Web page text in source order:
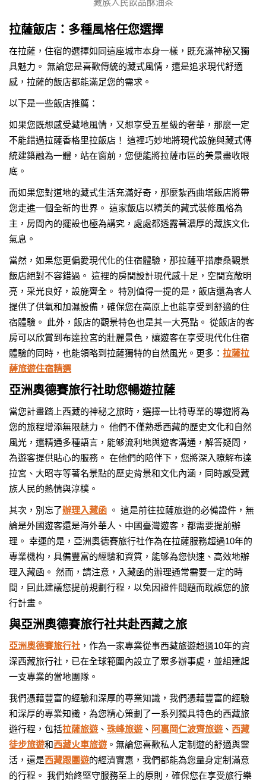
拉薩飯店：多種風格任您選擇
在拉薩，住宿的選擇如同這座城市本身一樣，既充滿神秘又獨
具魅力。 無論您是喜歡傳統的藏式風情，還是追求現代舒適
感，拉薩的飯店都能滿足您的需求。
以下是一些飯店推薦：
如果您既想感受藏地風情，又想享受五星級的奢華，那麼一定
不能錯過拉薩香格里拉飯店！ 這裡巧妙地將現代設施與藏式傳
統建築融為一體，站在窗前，您便能將拉薩市區的美景盡收眼
底。
而如果您對道地的藏式生活充滿好奇，那麼紮西曲塔飯店將帶
您走進一個全新的世界。 這家飯店以精美的藏式裝修風格為
主，房間內的擺設也極為講究，處處都透露著濃厚的藏族文化
氣息。
當然，如果您更偏愛現代化的住宿體驗，那拉薩平措康桑觀景
飯店絕對不容錯過。 這裡的房間設計現代感十足，空間寬敞明
亮，采光良好，設施齊全。 特別值得一提的是，飯店還為客人
提供了供氧和加濕設備，確保您在高原上也能享受到舒適的住
宿體驗。 此外，飯店的觀景特色也是其一大亮點。 從飯店的客
房可以欣賞到布達拉宮的壯麗景色，讓遊客在享受現代化住宿
體驗的同時，也能領略到拉薩獨特的自然風光。更多： 拉薩拉
薩旅遊住宿精選
亞洲奧德賽旅行社助您暢遊拉薩
當您計畫踏上西藏的神秘之旅時，選擇一比特專業的導遊將為
您的旅程增添無限魅力。 他們不僅熟悉西藏的歷史文化和自然
風光，還精通多種語言，能够流利地與遊客溝通，解答疑問，
為遊客提供貼心的服務。 在他們的陪伴下，您將深入瞭解布達
拉宮、大昭寺等著名景點的歷史背景和文化內涵，同時感受藏
族人民的熱情與淳樸。
其次，別忘了辦理入藏函 。 這是前往拉薩旅遊的必備證件，無
論是外國遊客還是海外華人、中國臺灣遊客，都需要提前辦
理。 幸運的是，亞洲奧德賽旅行社作為在拉薩服務超過10年的
專業機构，具備豐富的經驗和資質，能够為您快速、高效地辦
理入藏函。 然而，請注意，入藏函的辦理通常需要一定的時
間，囙此建議您提前規劃行程，以免因證件問題而耽誤您的旅
行計畫。
與亞洲奧德賽旅行社共赴西藏之旅
亞洲奧德賽旅行社 ，作為一家專業從事西藏旅遊超過10年的資
深西藏旅行社，已在全球範圍內設立了眾多辦事處，並組建起
一支專業的當地團隊。
我們憑藉豐富的經驗和深厚的專業知識，我們憑藉豐富的經驗
和深厚的專業知識，為您精心策劃了一系列獨具特色的西藏旅
遊行程，包括拉薩旅遊 、 珠峰旅遊 、 阿裏岡仁波齊旅遊 、 西藏
徒步旅遊和西藏火車旅遊 。無論您喜歡私人定制遊的舒適與靈
活，還是西藏跟團遊的經濟實惠，我們都能為您量身定制滿意
的行程。 我們始終堅守服務至上的原則，確保您在享受旅行樂